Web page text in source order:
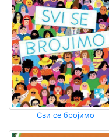
Сви се бројимо